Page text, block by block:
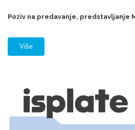
Poziv na predavanje, predstavljanje
Više